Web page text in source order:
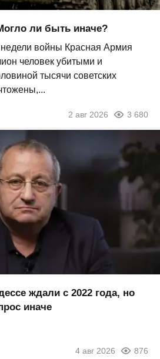
ли быть иначе?
войны Красная Армия
человек убитыми и
тысячи советских
2 авг 2026 3 680
ждали с 2022 года, но
иначе
4 авг 2026 876